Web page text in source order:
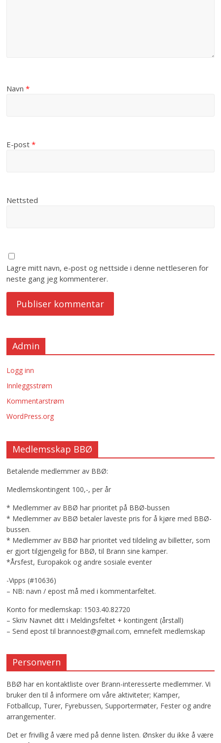
Navn*
E-post*
Nettsted
Lagre mitt navn, e-post og nettside i denne nettleseren for
neste gang jeg kommenterer.
Admin
Logg inn
Innleggsstrøm
Kommentarstrøm
WordPress.org
Medlemsskap BBØ
Betalende medlemmer av BBØ:
Medlemskontingent 100,-, per år
* Medlemmer av BBØ har prioritet på BBØ-bussen
* Medlemmer av BBØ betaler laveste pris for å kjøre med BBØ-
bussen.
* Medlemmer av BBØ har prioritet ved tildeling av billetter, som
er gjort tilgjengelig for BBØ, til Brann sine kamper.
*Årsfest, Europakok og andre sosiale eventer
-Vipps (#10636)
– NB: navn / epost må med i kommentarfeltet.
Konto for medlemskap: 1503.40.82720
– Skriv Navnet ditt i Meldingsfeltet + kontingent (årstall)
– Send epost til brannoest@gmail.com, emnefelt medlemskap
Personvern
BBØ har en kontaktliste over Brann-interesserte medlemmer. Vi
bruker den til å informere om våre aktiviteter; Kamper,
Fotballcup, Turer, Fyrebussen, Supportermøter, Fester og andre
arrangementer.
Det er frivillig å være med på denne listen. Ønsker du ikke å være